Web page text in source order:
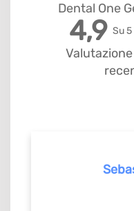
Dental One
4,9 Su